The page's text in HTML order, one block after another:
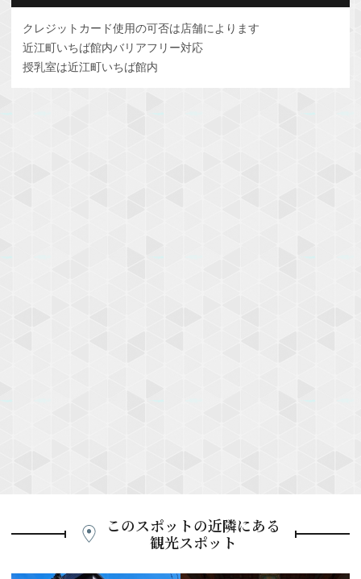
クレジットカード使用の可否は店舗によります
近江町いちば館内バリアフリー対応
授乳室は近江町いちば館内
このスポットの近隣にある
観光スポット